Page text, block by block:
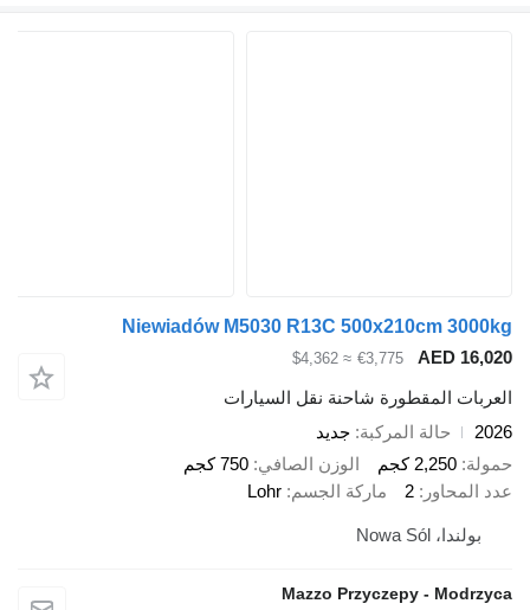
Niewiadów M5030 R13C 500x210cm
€3,775
≈ $4,362
المقطورة شاحنة نقل السيارات
حالة المركبة جديد
2,250 كجم
الوزن الصافي
750 كجم
2 ماركة الجسم Lohr
Mazzo Przyczepy -